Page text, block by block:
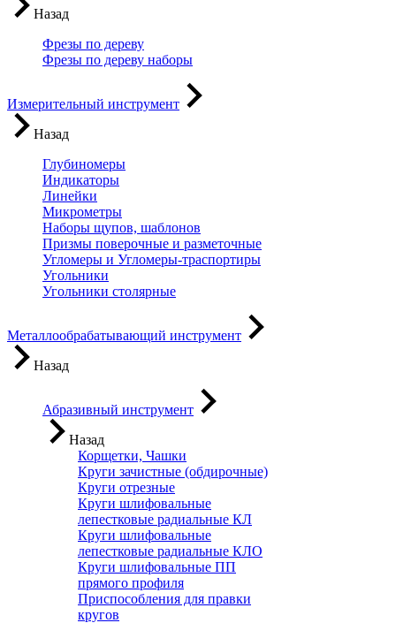
Назад
Фрезы по дереву
Фрезы по дереву наборы
Измерительный инструмент
Назад
Глубиномеры
Индикаторы
Линейки
Микрометры
Наборы щупов, шаблонов
Призмы поверочные и разметочные
Угломеры и Угломеры-траспортиры
Угольники
Угольники столярные
Металлообрабатывающий инструмент
Назад
Абразивный инструмент
Назад
Корщетки, Чашки
Круги зачистные (обдирочные)
Круги отрезные
Круги шлифовальные
лепестковые радиальные КЛ
Круги шлифовальные
лепестковые радиальные КЛО
Круги шлифовальные ПП
прямого профиля
Приспособления для правки
кругов